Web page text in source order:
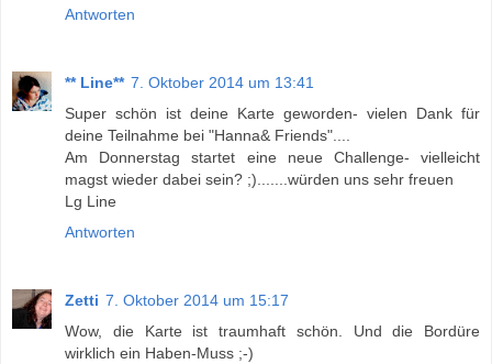
Antworten
** Line** 7. Oktober 2014 um 13:41
Super schön ist deine Karte geworden- vielen Dank für
deine Teilnahme bei "Hanna& Friends"....
Am Donnerstag startet eine neue Challenge- vielleicht
magst wieder dabei sein? ;).......würden uns sehr freuen
Lg Line
Antworten
Zetti 7. Oktober 2014 um 15:17
Wow, die Karte ist traumhaft schön. Und die Bordüre
wirklich ein Haben-Muss ;-)